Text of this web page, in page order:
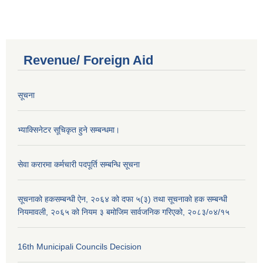
Revenue/ Foreign Aid
सूचना
भ्याक्सिनेटर सूचिकृत हुने सम्बन्धमा।
सेवा करारमा कर्मचारी पदपूर्ति सम्बन्धि सूचना
सूचनाको हकसम्बन्धी ऐन, २०६४ को दफा ५(३) तथा सूचनाको हक सम्बन्धी
नियमावली, २०६५ को नियम ३ बमोजिम सार्वजनिक गरिएको, २०८३/०४/१५
16th Municipali Councils Decision